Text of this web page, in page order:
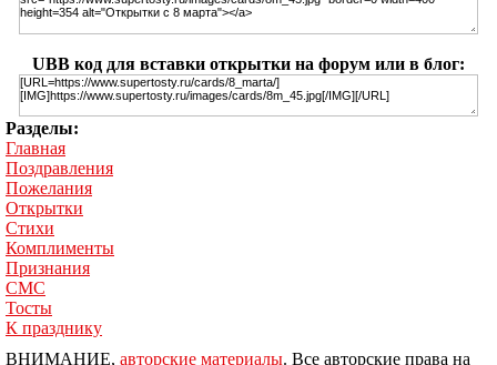
UBB код для вставки открытки на форум или в блог:
Разделы:
Главная
Поздравления
Пожелания
Открытки
Стихи
Комплименты
Признания
СМС
Тосты
К празднику
ВНИМАНИЕ, авторские материалы. Все авторские права на